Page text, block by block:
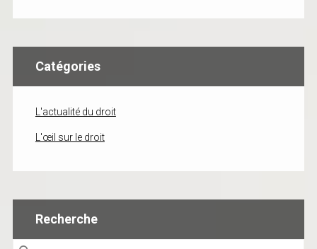
Catégories
L'actualité du droit
L'œil sur le droit
Recherche